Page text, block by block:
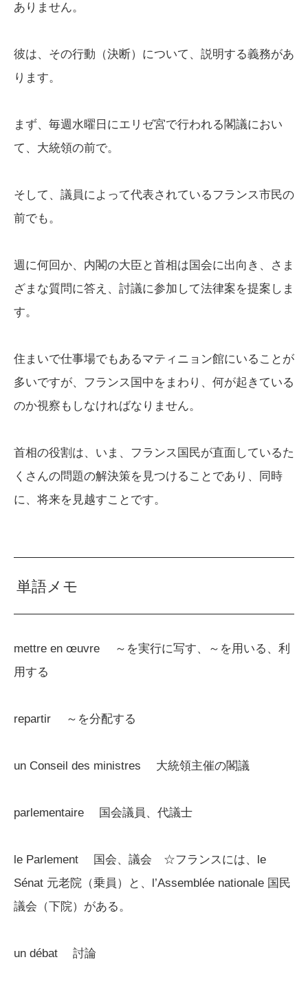
ありません。
彼は、その行動（決断）について、説明する義務があ
ります。
まず、毎週水曜日にエリゼ宮で行われる閣議におい
て、大統領の前で。
そして、議員によって代表されているフランス市民の
前でも。
週に何回か、内閣の大臣と首相は国会に出向き、さま
ざまな質問に答え、討議に参加して法律案を提案しま
す。
住まいで仕事場でもあるマティニョン館にいることが
多いですが、フランス国中をまわり、何が起きている
のか視察もしなければなりません。
首相の役割は、いま、フランス国民が直面しているた
くさんの問題の解決策を見つけることであり、同時
に、将来を見越すことです。
単語メモ
mettre en œuvre ～を実行に写す、～を用いる、利
用する
repartir ～を分配する
un Conseil des ministres 大統領主催の閣議
parlementaire 国会議員、代議士
le Parlement 国会、議会 ☆フランスには、le
Sénat 元老院（乗員）と、l’Assemblée nationale 国民
議会（下院）がある。
un débat 討論